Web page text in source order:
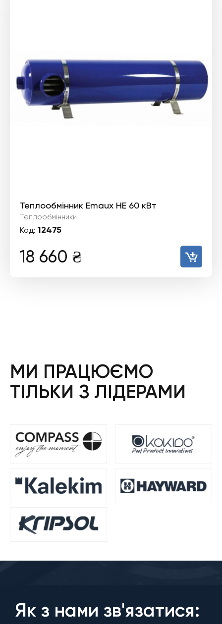
Теплообмінник Emaux HE 60 кВт
Теплообмінники
Код: 12475
18 660 ₴
МИ ПРАЦЮЄМО
ТІЛЬКИ З ЛІДЕРАМИ
Як з нами зв'язатися: